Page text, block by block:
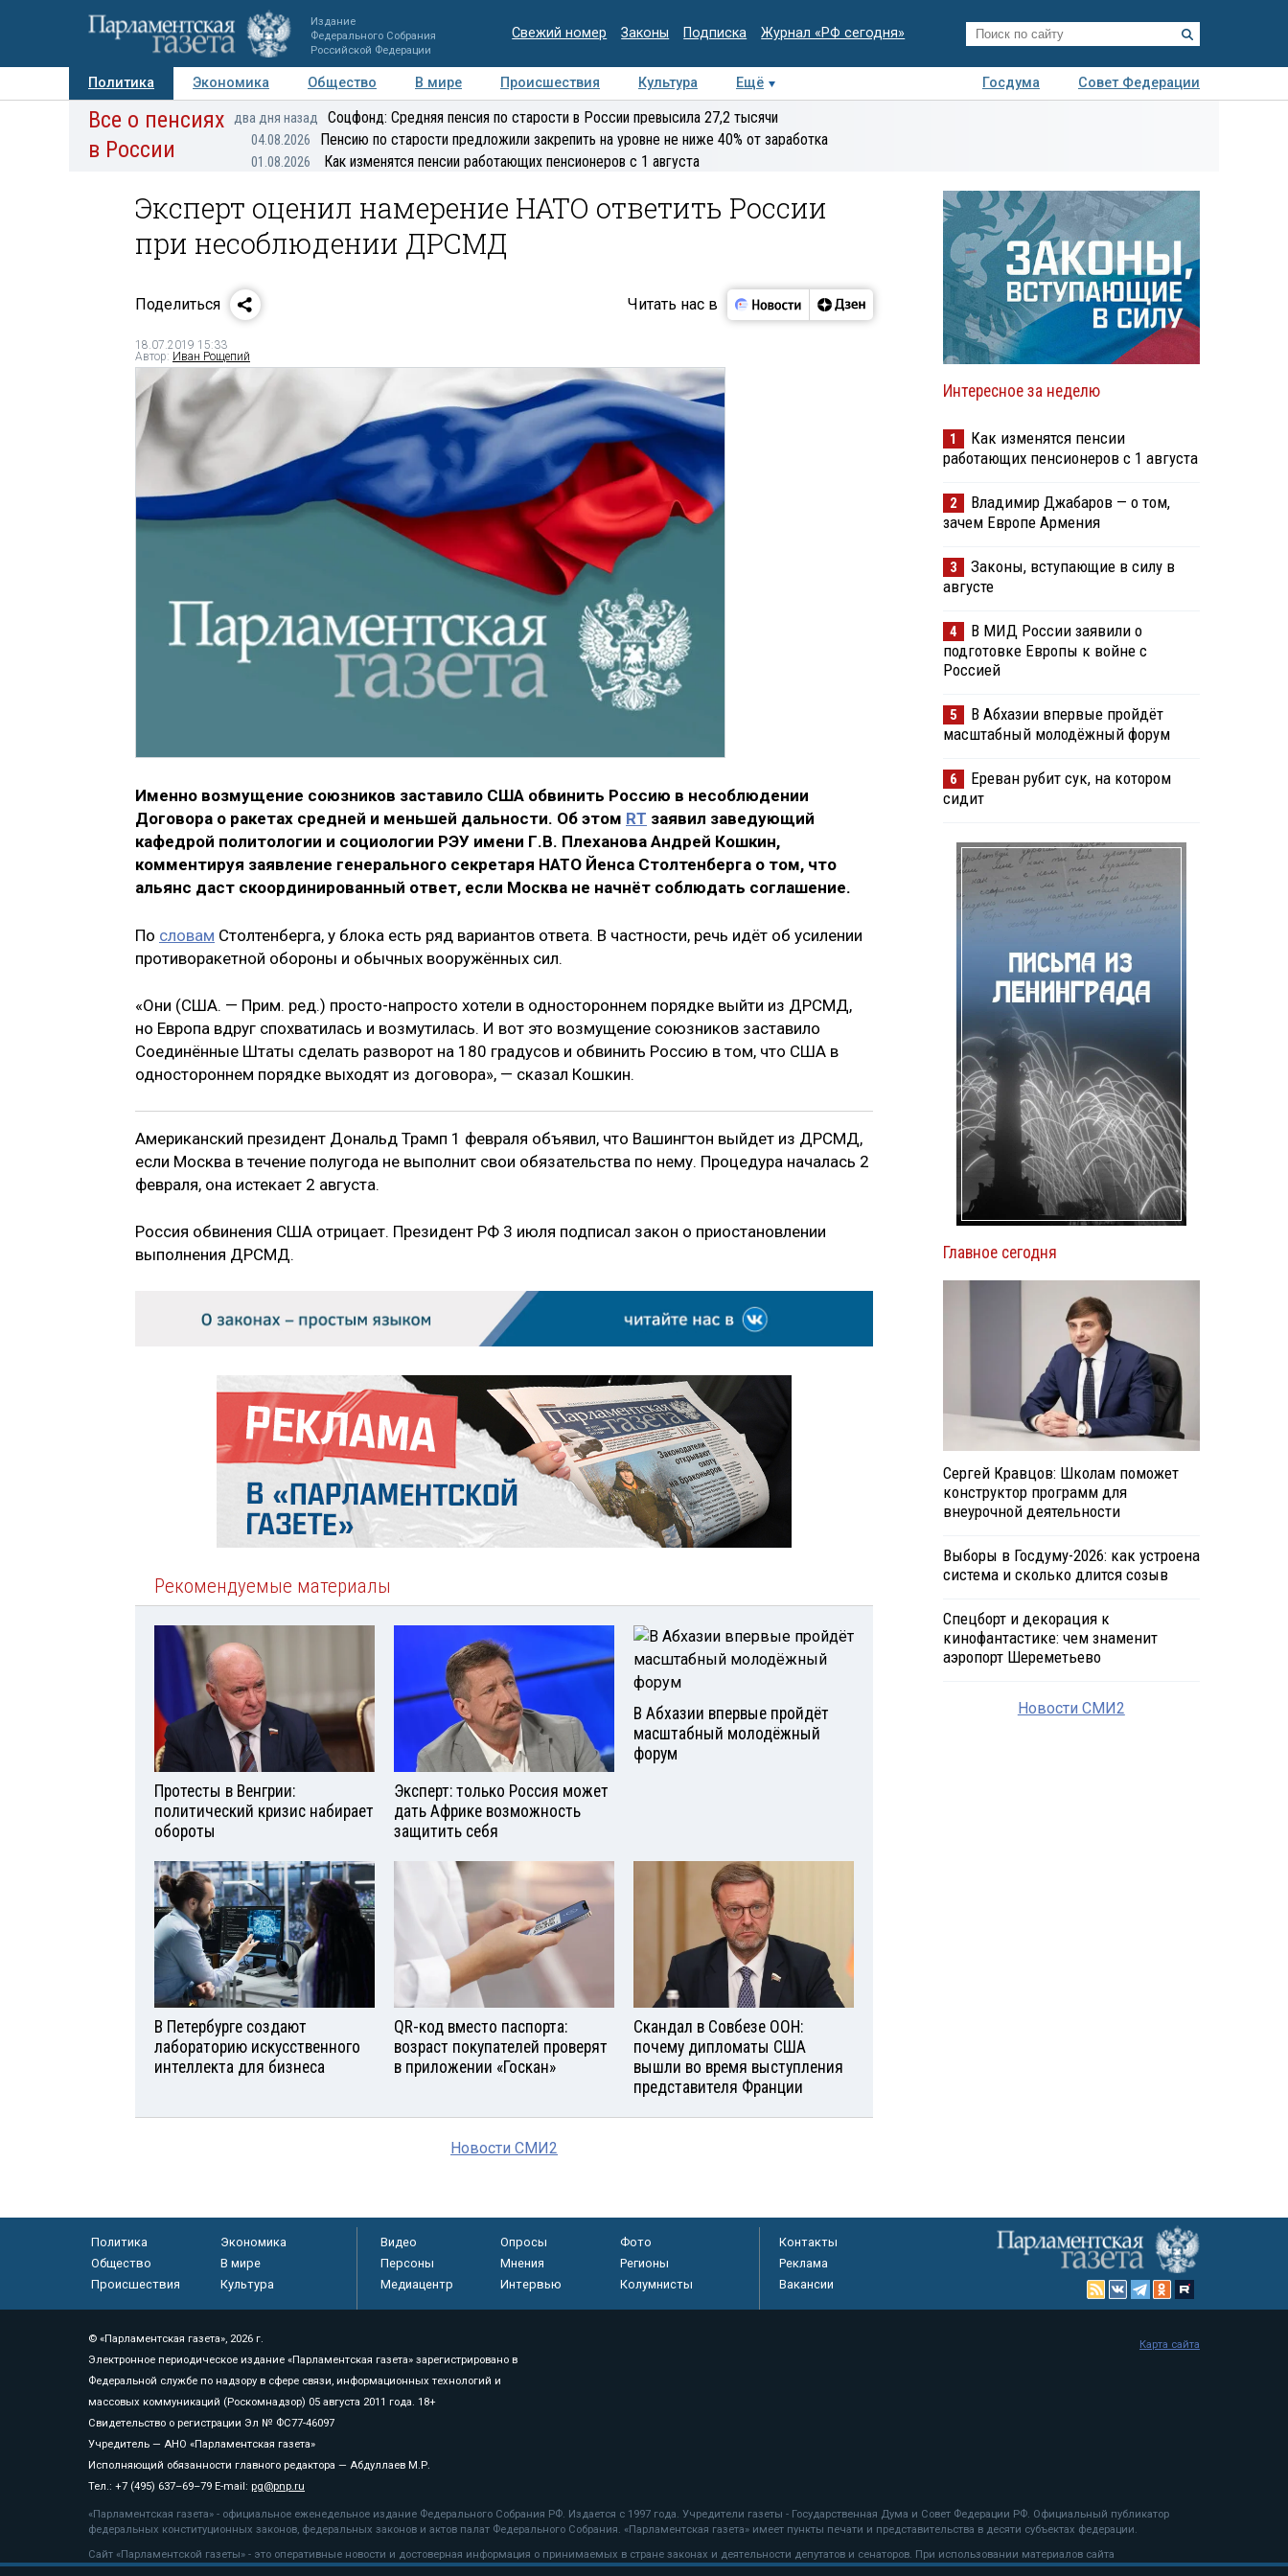
Издание
Федерального Собрания
Российской Федерации
Свежий номер Законы Подписка Журнал «РФ сегодня»
Политика Экономика Общество В мире Происшествия Культура Ещё Госдума
Совет Федерации
Авторы Персоны Мнения Регионы Медиацентр Интервью Колумнисты
Все о пенсиях
в России
два дня назад Соцфонд: Средняя пенсия по старости в России превысила 27,2 тысячи
04.08.2026 Пенсию по старости предложили закрепить на уровне не ниже 40% от заработка
01.08.2026 Как изменятся пенсии работающих пенсионеров с 1 августа
Эксперт оценил намерение НАТО ответить России
при несоблюдении ДРСМД
Поделиться Читать нас в
18.07.2019 15:33
Автор: Иван Рощепий
Именно возмущение союзников заставило США обвинить Россию в несоблюдении
Договора о ракетах средней и меньшей дальности. Об этом RT заявил заведующий
кафедрой политологии и социологии РЭУ имени Г.В. Плеханова Андрей Кошкин,
комментируя заявление генерального секретаря НАТО Йенса Столтенберга о том, что
альянс даст скоординированный ответ, если Москва не начнёт соблюдать соглашение.
По словам Столтенберга, у блока есть ряд вариантов ответа. В частности, речь идёт об усилении
противоракетной обороны и обычных вооружённых сил.
«Они (США. — Прим. ред.) просто-напросто хотели в одностороннем порядке выйти из ДРСМД,
но Европа вдруг спохватилась и возмутилась. И вот это возмущение союзников заставило
Соединённые Штаты сделать разворот на 180 градусов и обвинить Россию в том, что США в
одностороннем порядке выходят из договора», — сказал Кошкин.
Американский президент Дональд Трамп 1 февраля объявил, что Вашингтон выйдет из ДРСМД,
если Москва в течение полугода не выполнит свои обязательства по нему. Процедура началась 2
февраля, она истекает 2 августа.
Россия обвинения США отрицает. Президент РФ 3 июля подписал закон о приостановлении
выполнения ДРСМД.
Рекомендуемые материалы
Протесты в Венгрии:
политический кризис набирает
обороты
Эксперт: только Россия может
дать Африке возможность
защитить себя
В Абхазии впервые пройдёт
масштабный молодёжный
форум
В Петербурге создают
лабораторию искусственного
интеллекта для бизнеса
QR-код вместо паспорта:
возраст покупателей проверят
в приложении «Госкан»
Скандал в Совбезе ООН:
почему дипломаты США
вышли во время выступления
представителя Франции
Новости СМИ2
Интересное за неделю
1
Как изменятся пенсии
работающих пенсионеров с 1 августа
2
Владимир Джабаров — о том,
зачем Европе Армения
3
Законы, вступающие в силу в
августе
4
В МИД России заявили о
подготовке Европы к войне с
Россией
5
В Абхазии впервые пройдёт
масштабный молодёжный форум
6
Ереван рубит сук, на котором
сидит
Главное сегодня
Сергей Кравцов: Школам поможет
конструктор программ для
внеурочной деятельности
Выборы в Госдуму-2026: как устроена
система и сколько длится созыв
Спецборт и декорация к
кинофантастике: чем знаменит
аэропорт Шереметьево
Новости СМИ2
Политика
Экономика
Общество
В мире
Происшествия
Культура
Видео Опросы
Фото
Персоны
Мнения
Регионы
Медиацентр
Интервью Колумнисты
Контакты
Реклама
Вакансии
© «Парламентская газета», 2026 г.
Электронное периодическое издание «Парламентская газета» зарегистрировано в
Федеральной службе по надзору в сфере связи, информационных технологий и
массовых коммуникаций (Роскомнадзор) 05 августа 2011 года. 18+
Свидетельство о регистрации Эл № ФС77-46097
Учредитель — АНО «Парламентская газета»
Исполняющий обязанности главного редактора — Абдуллаев М.Р.
Тел.: +7 (495) 637–69–79 E-mail: pg@pnp.ru
«Парламентская газета» - официальное еженедельное издание Федерального Собрания РФ. Издается с 1997 года. Учредители газеты - Государственная Дума и Совет Федерации РФ. Официальный публикатор
федеральных конституционных законов, федеральных законов и актов палат Федерального Собрания. «Парламентская газета» имеет пункты печати и представительства в десяти субъектах федерации.
Сайт «Парламентской газеты» - это оперативные новости и достоверная информация о принимаемых в стране законах и деятельности депутатов и сенаторов. При использовании материалов сайта
«Парламентской газеты» активная ссылка на pnp.ru обязательна.
Карта сайта